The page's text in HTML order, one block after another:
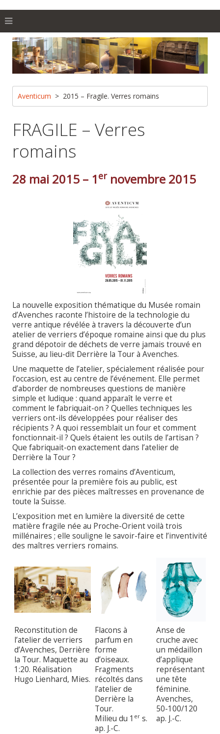
Aventicum 2015 – Fragile. Verres romains
FRAGILE – Verres
romains
28 mai 2015 – 1 ernovembre 2015
La nouvelle exposition thématique du Musée romain
d’Avenches raconte l’histoire de la technologie du
verre antique révélée à travers la découverte d’un
atelier de verriers d’époque romaine ainsi que du plus
grand dépotoir de déchets de verre jamais trouvé en
Suisse, au lieu-dit Derrière la Tour à Avenches.
Une maquette de l’atelier, spécialement réalisée pour
l’occasion, est au centre de l’événement. Elle permet
d’aborder de nombreuses questions de manière
simple et ludique : quand apparaît le verre et
comment le fabriquait-on ? Quelles techniques les
verriers ont-ils développées pour réaliser des
récipients ? A quoi ressemblait un four et comment
fonctionnait-il ? Quels étaient les outils de l’artisan ?
Que fabriquait-on exactement dans l’atelier de
Derrière la Tour ?
La collection des verres romains d’Aventicum,
présentée pour la première fois au public, est
enrichie par des pièces maîtresses en provenance de
toute la Suisse.
L’exposition met en lumière la diversité de cette
matière fragile née au Proche-Orient voilà trois
millénaires ; elle souligne le savoir-faire et l’inventivité
des maîtres verriers romains.
Reconstitution de
l’atelier de verriers
d’Avenches, Derrière
la Tour. Maquette au
1:20. Réalisation
Hugo Lienhard, Mies.
Flacons à
parfum en
forme
d’oiseaux.
Fragments
récoltés dans
l’atelier de
Derrière la
Tour.
Milieu du 1 er s.
ap. J.-C.
Anse de
cruche avec
un médaillon
d’applique
représentant
une tête
féminine.
Avenches,
50-100/120
ap. J.-C.